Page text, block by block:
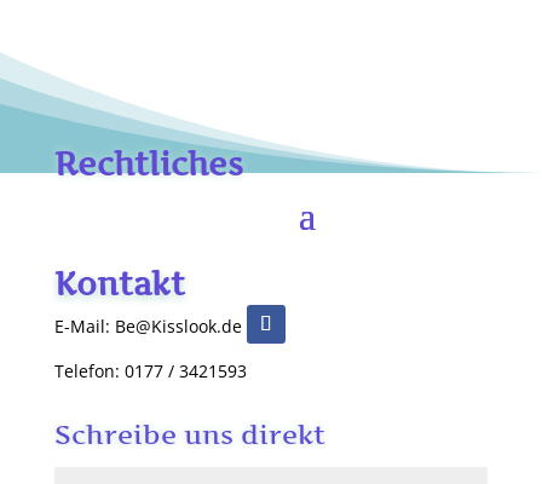
Rechtliches
Kontakt
E-Mail: Be@Kisslook.de
Telefon: 0177 / 3421593
Schreibe uns direkt